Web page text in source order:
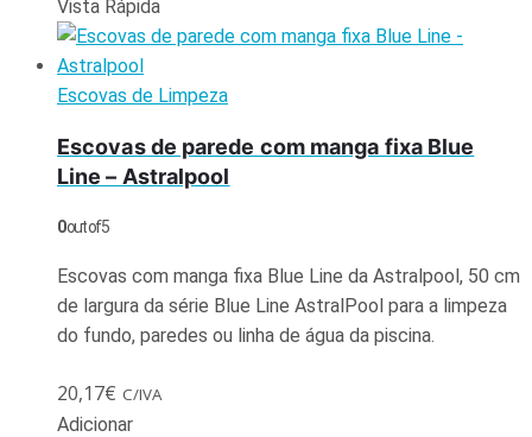
Vista Rápida
Escovas de Limpeza
Escovas de parede com manga fixa Blue
Line – Astralpool
0out of 5
Escovas com manga fixa Blue Line da Astralpool, 50 cm
de largura da série Blue Line AstralPool para a limpeza
do fundo, paredes ou linha de água da piscina.
20,17€ C/IVA
Adicionar